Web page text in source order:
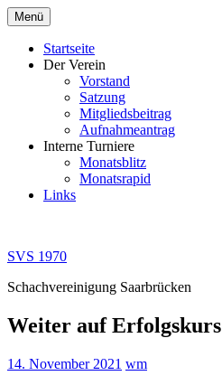
Zum
Inhalt
springen
Menü
Startseite
Der Verein
Vorstand
Satzung
Mitgliedsbeitrag
Aufnahmeantrag
Interne Turniere
Monatsblitz
Monatsrapid
Links
SVS 1970
Schachvereinigung Saarbrücken
Weiter auf Erfolgskurs
14. November 2021 wm